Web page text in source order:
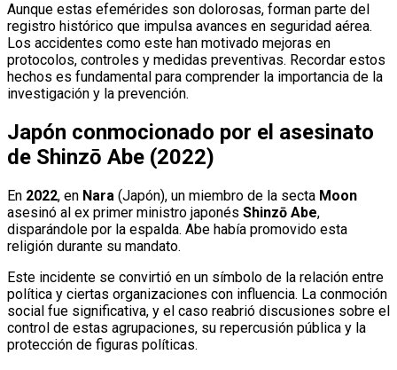
Aunque estas efemérides son dolorosas, forman parte del
registro histórico que impulsa avances en seguridad aérea.
Los accidentes como este han motivado mejoras en
protocolos, controles y medidas preventivas. Recordar estos
hechos es fundamental para comprender la importancia de la
investigación y la prevención.
Japón conmocionado por el asesinato
de Shinzō Abe (2022)
En 2022, en Nara (Japón), un miembro de la secta Moon
asesinó al ex primer ministro japonés Shinzō Abe,
disparándole por la espalda. Abe había promovido esta
religión durante su mandato.
Este incidente se convirtió en un símbolo de la relación entre
política y ciertas organizaciones con influencia. La conmoción
social fue significativa, y el caso reabrió discusiones sobre el
control de estas agrupaciones, su repercusión pública y la
protección de figuras políticas.